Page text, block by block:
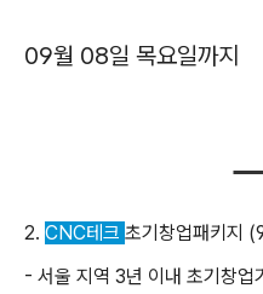
09월 08일 목요일까지
2. CNC테크 초기창업패키지
- 서울 지역 3년 이내 초기창업